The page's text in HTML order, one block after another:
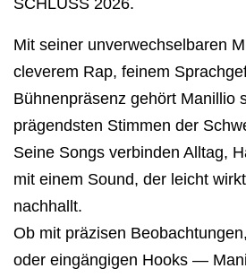
SCHLUSS 2026.
Mit seiner unverwechselbaren
cleverem Rap, feinem
Bühnenpräsenz gehört Manillio
prägendsten Stimmen der
Seine Songs verbinden Alltag,
mit einem Sound, der leicht
nachhallt.
Ob mit präzisen
oder eingängigen Hooks —